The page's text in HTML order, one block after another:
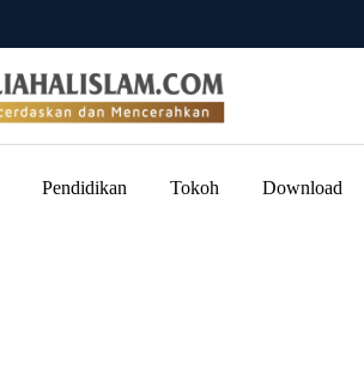
Pendidikan Tokoh Download